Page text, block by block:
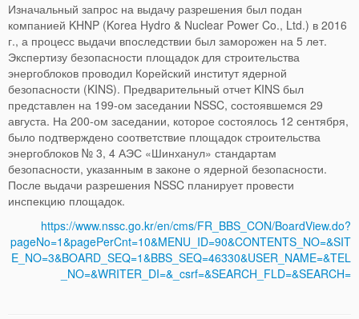
Изначальный запрос на выдачу разрешения был подан
компанией KHNP (Korea Hydro & Nuclear Power Co., Ltd.) в 2016
г., а процесс выдачи впоследствии был заморожен на 5 лет.
Экспертизу безопасности площадок для строительства
энергоблоков проводил Корейский институт ядерной
безопасности (KINS). Предварительный отчет KINS был
представлен на 199-ом заседании NSSC, состоявшемся 29
августа. На 200-ом заседании, которое состоялось 12 сентября,
было подтверждено соответствие площадок строительства
энергоблоков № 3, 4 АЭС «Шинханул» стандартам
безопасности, указанным в законе о ядерной безопасности.
После выдачи разрешения NSSC планирует провести
инспекцию площадок.
https://www.nssc.go.kr/en/cms/FR_BBS_CON/BoardView.do?
pageNo=1&pagePerCnt=10&MENU_ID=90&CONTENTS_NO=&SIT
E_NO=3&BOARD_SEQ=1&BBS_SEQ=46330&USER_NAME=&TEL
_NO=&WRITER_DI=&_csrf=&SEARCH_FLD=&SEARCH=